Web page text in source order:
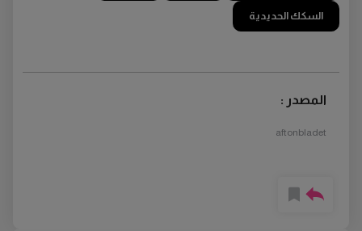
السكك الحديدية
المصدر :
aftonbladet